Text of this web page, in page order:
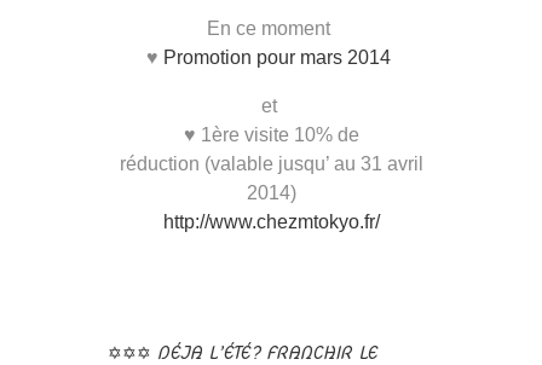
En ce moment
♥ Promotion pour mars 2014
et
♥ 1ère visite 10% de
réduction (valable jusqu’ au 31 avril
2014)
http://www.chezmtokyo.fr/
✡✡✡ DÉJA L’ÉTÉ? FRANCHIR LE